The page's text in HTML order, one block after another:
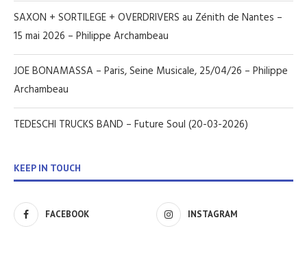
SAXON + SORTILEGE + OVERDRIVERS au Zénith de Nantes –
15 mai 2026 – Philippe Archambeau
JOE BONAMASSA – Paris, Seine Musicale, 25/04/26 – Philippe
Archambeau
TEDESCHI TRUCKS BAND – Future Soul (20-03-2026)
KEEP IN TOUCH
FACEBOOK INSTAGRAM